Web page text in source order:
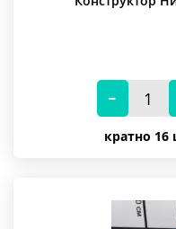
кратно 16